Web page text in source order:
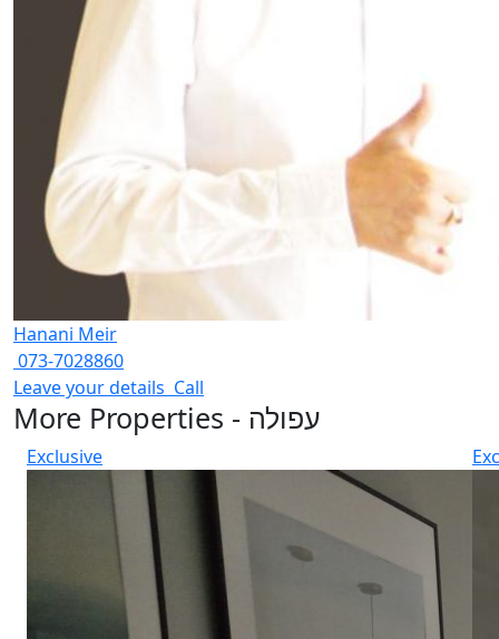
Hanani Meir
073-7028860
Leave your details Call
More Properties - עפולה
Exclusive